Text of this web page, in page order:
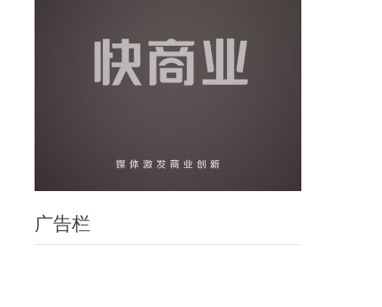
广告栏